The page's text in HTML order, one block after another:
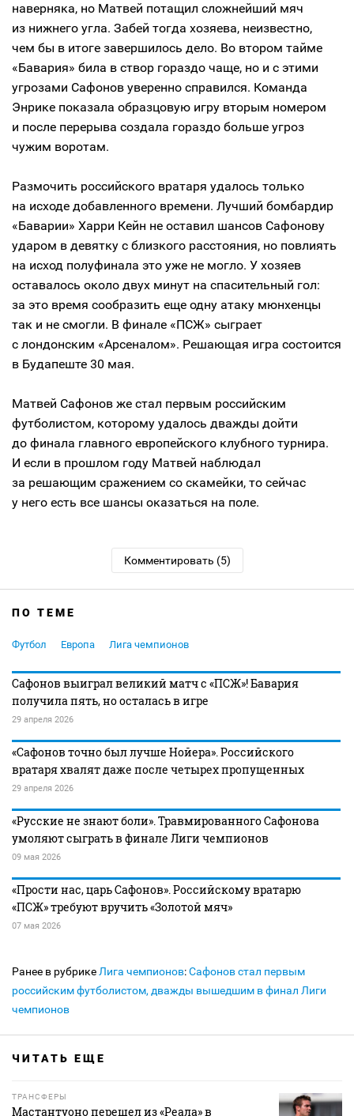
наверняка, но Матвей потащил сложнейший мяч
из нижнего угла. Забей тогда хозяева, неизвестно,
чем бы в итоге завершилось дело. Во втором тайме
«Бавария» била в створ гораздо чаще, но и с этими
угрозами Сафонов уверенно справился. Команда
Энрике показала образцовую игру вторым номером
и после перерыва создала гораздо больше угроз
чужим воротам.
Размочить российского вратаря удалось только
на исходе добавленного времени. Лучший бомбардир
«Баварии» Харри Кейн не оставил шансов Сафонову
ударом в девятку с близкого расстояния, но повлиять
на исход полуфинала это уже не могло. У хозяев
оставалось около двух минут на спасительный гол:
за это время сообразить еще одну атаку мюнхенцы
так и не смогли. В финале «ПСЖ» сыграет
с лондонским «Арсеналом». Решающая игра состоится
в Будапеште 30 мая.
Матвей Сафонов же стал первым российским
футболистом, которому удалось дважды дойти
до финала главного европейского клубного турнира.
И если в прошлом году Матвей наблюдал
за решающим сражением со скамейки, то сейчас
у него есть все шансы оказаться на поле.
Комментировать (5)
ПО ТЕМЕ
Футбол Европа Лига чемпионов
Сафонов выиграл великий матч с «ПСЖ»! Бавария
получила пять, но осталась в игре
29 апреля 2026
«Сафонов точно был лучше Нойера». Российского
вратаря хвалят даже после четырех пропущенных
29 апреля 2026
«Русские не знают боли». Травмированного Сафонова
умоляют сыграть в финале Лиги чемпионов
09 мая 2026
«Прости нас, царь Сафонов». Российскому вратарю
«ПСЖ» требуют вручить «Золотой мяч»
07 мая 2026
Ранее в рубрикеЛига чемпионов:Сафонов стал первым
российским футболистом, дважды вышедшим в финал Лиги
чемпионов
ЧИТАТЬ ЕЩЕ
ТРАНСФЕРЫ
Мастантуоно перешел из «Реала» в